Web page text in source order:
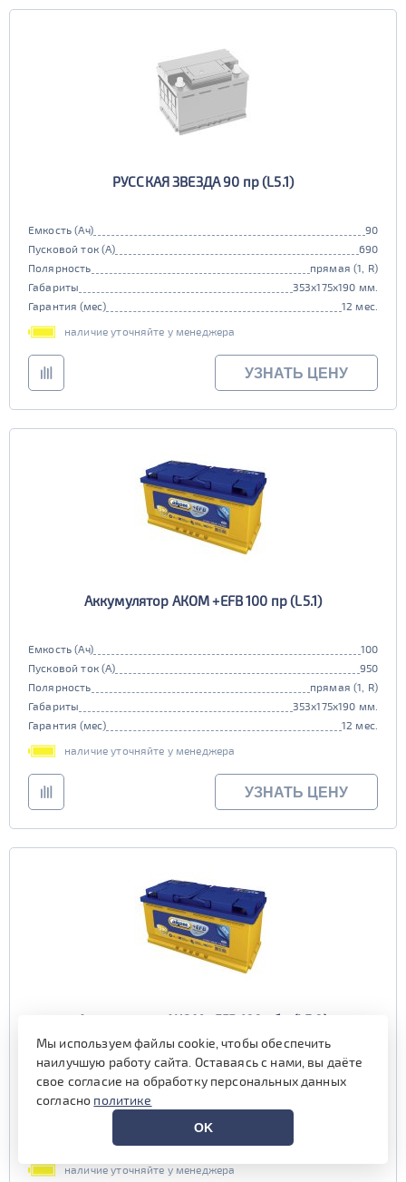
РУССКАЯ ЗВЕЗДА 90 пр (L5.1)
Емкость (Ач)
90
Пусковой ток (А)
690
Полярность
прямая (1, R)
Габариты
353x175x190 мм.
Гарантия (мес)
12 мес.
наличие уточняйте у менеджера
УЗНАТЬ ЦЕНУ
Аккумулятор АКОМ +EFB 100 пр (L5.1)
Емкость (Ач)
100
Пусковой ток (А)
950
Полярность
прямая (1, R)
Габариты
353x175x190 мм.
Гарантия (мес)
12 мес.
наличие уточняйте у менеджера
УЗНАТЬ ЦЕНУ
Аккумулятор АКОМ +EFB 100 обр (L5.0)
Емкость (Ач)
100
Пусковой ток (А)
Полярность
наличие уточняйте у менеджера
Мы используем файлы cookie, чтобы обеспечить
наилучшую работу сайта. Оставаясь с нами, вы даёте
свое согласие на обработку персональных данных
согласно политике
OK